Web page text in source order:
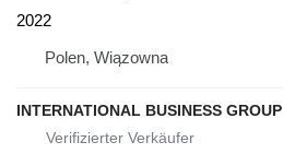
2022
Polen, Wiązowna
INTERNATIONAL BUSINESS GROUP